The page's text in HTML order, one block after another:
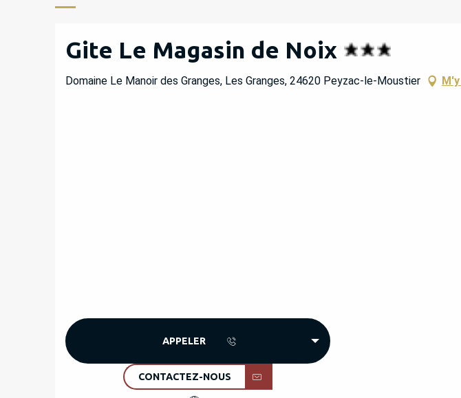
Gite Le Magasin de Noix
Domaine Le Manoir des Granges, Les Granges, 24620 Peyzac-le-Moustier
APPELER
CONTACTEZ-NOUS